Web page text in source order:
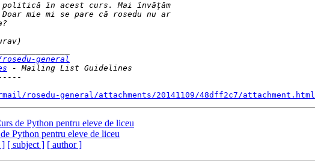
general
rosedu-general/attachments/20141109/48dff2c7/attachment.html
de Python pentru eleve de liceu
Python pentru eleve de liceu
] [ subject ] [ author ]